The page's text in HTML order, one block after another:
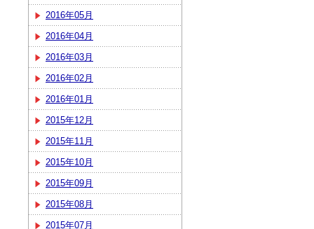
2016年05月
2016年04月
2016年03月
2016年02月
2016年01月
2015年12月
2015年11月
2015年10月
2015年09月
2015年08月
2015年07月